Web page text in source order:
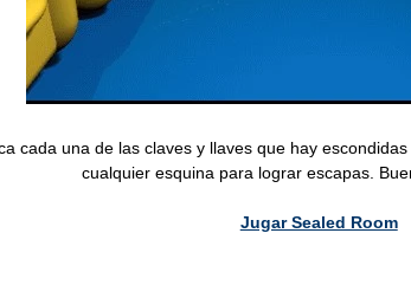
cada una de las claves y llaves que hay
cualquier esquina para lograr escapas.
Jugar Sealed Room